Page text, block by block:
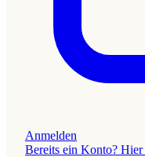
Anmelden
Bereits ein Konto? Hier